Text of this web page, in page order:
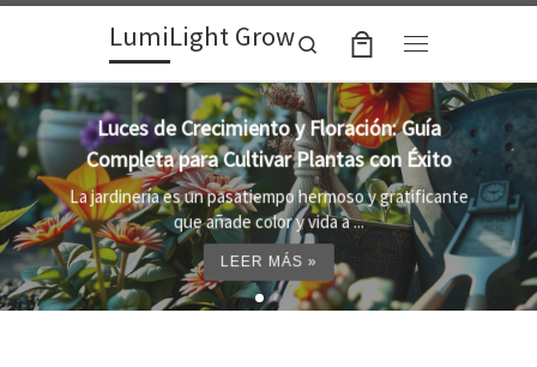
Skip to contentLumiLight Grow
Search
Lámparas para indoor: la clave para un
crecimiento óptimo de tus plantas
Al cultivar plantas en el interior, es importante
proporcionar el entorno adecuado ...
LEER MÁS »